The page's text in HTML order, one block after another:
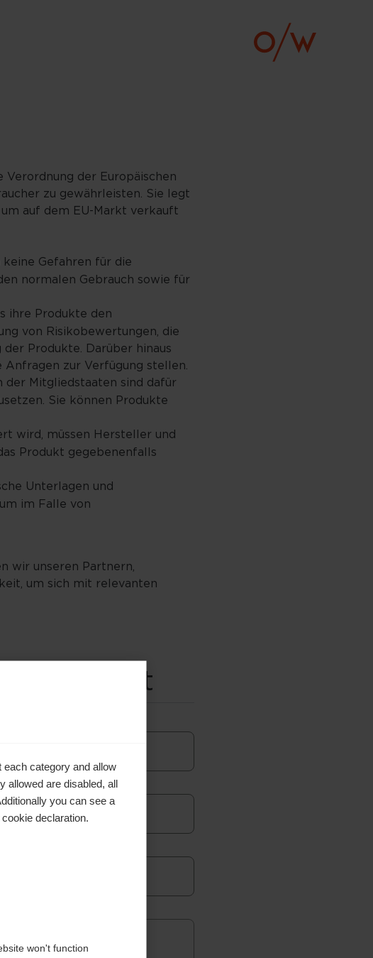
Verordnung der Europäischen
zu gewährleisten. Sie legt
auf dem EU-Markt verkauft
Gefahren für die
normalen Gebrauch sowie für
ihre Produkte den
von Risikobewertungen, die
Produkte. Darüber hinaus
zur Verfügung stellen.
der Mitgliedstaaten sind dafür
Sie können Produkte
wird, müssen Hersteller und
Produkt gegebenenfalls
Unterlagen und
im Falle von
wir unseren Partnern,
um sich mit relevanten
category and allow
allowed are disabled, all
you can see a
declaration.
won't function